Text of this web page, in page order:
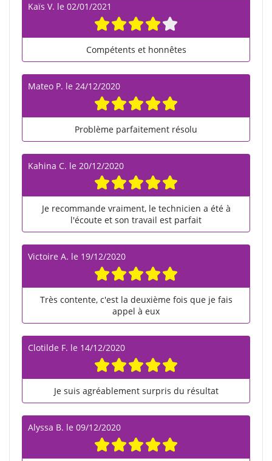
Kaïs V. le 02/01/2021
Compétents et honnêtes
Mateo P. le 24/12/2020
Problème parfaitement résolu
Kahina C. le 20/12/2020
Je recommande vraiment, le technicien a été à
l'écoute et son travail est parfait
Victoire A. le 19/12/2020
Très contente, c'est la deuxième fois que je fais
appel à eux
Clotilde F. le 14/12/2020
Je suis agréablement surpris du résultat
Alyssa B. le 09/12/2020